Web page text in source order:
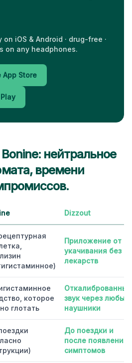
iOS & Android · drug-free ·
on any headphones.
App Store
нейтральное
времени
Dizzout
Приложение от
укачивания без
лекарств
которое
глотать
Откалиброванный
звук через любые
наушники
До поездки и
после появления
симптомов